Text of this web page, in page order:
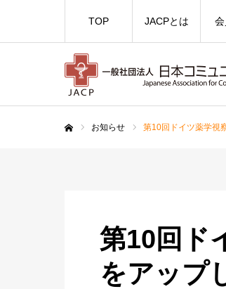
TOP JACPとは
お知らせ 第10回ドイツ薬学視
第10回ド
をアップ